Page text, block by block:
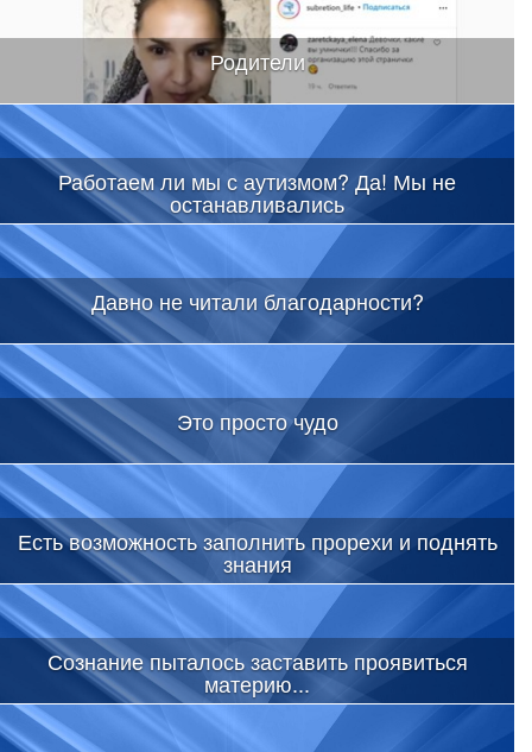
Родители
Работаем ли мы с аутизмом? Да! Мы не
останавливались
Давно не читали благодарности?
Это просто чудо
Есть возможность заполнить прорехи и поднять
знания
Сознание пыталось заставить проявиться
материю...